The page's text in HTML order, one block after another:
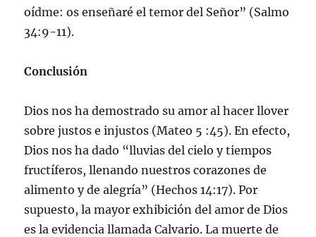
oídme: os enseñaré el temor del Señor” (Salmo
34:9-11).
Conclusión
Dios nos ha demostrado su amor al hacer llover
sobre justos e injustos (Mateo 5 :45). En efecto,
Dios nos ha dado “lluvias del cielo y tiempos
fructíferos, llenando nuestros corazones de
alimento y de alegría” (Hechos 14:17). Por
supuesto, la mayor exhibición del amor de Dios
es la evidencia llamada Calvario. La muerte de